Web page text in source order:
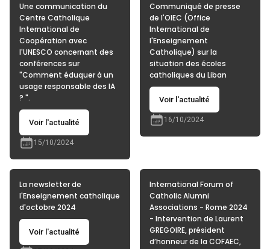
Une communication du
Centre Catholique
International de
Coopération avec
l'UNESCO concernant des
conférences sur
"Comment éduquer à un
usage responsable des IA
? ".
Voir l'actualité
15/10/2024
Communiqué de presse
de l'OIEC (Office
International de
l'Enseignement
Catholique) sur la
situation des écoles
catholiques du Liban
Voir l'actualité
16/10/2024
La newsletter de
l'Enseignement catholique
d'octobre 2024
Voir l'actualité
International Forum of
Catholic Alumni
Associations - Rome 2024
- Intervention de Laurent
GREGOIRE, président
d’honneur de la COFAEC,